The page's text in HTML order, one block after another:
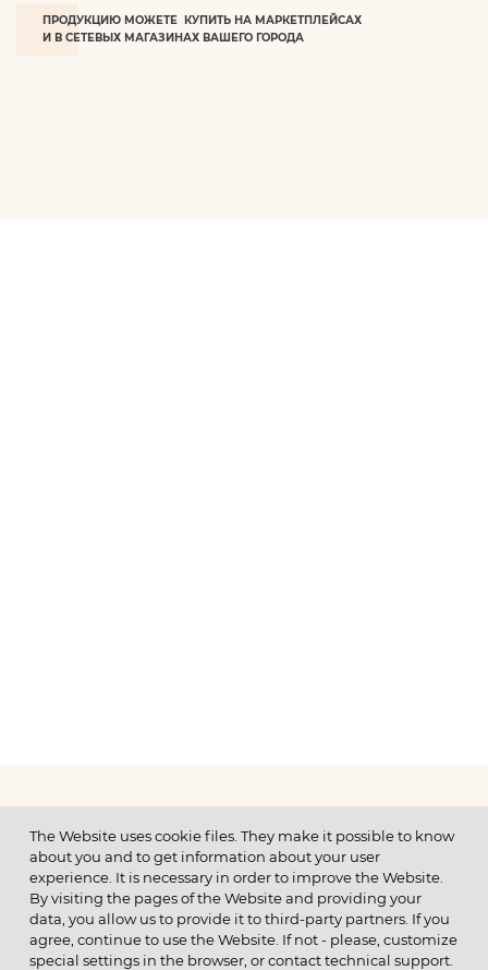
ПРОДУКЦИЮ МОЖЕТЕ КУПИТЬ НА МАРКЕТПЛЕЙСАХ
И В СЕТЕВЫХ МАГАЗИНАХ ВАШЕГО ГОРОДА
МЕНЮ
© 2026 ОАО
ПОЗВОНИТЕ НАМ
The Website uses cookie files. They make it possible to know
about you and to get information about your user
experience. It is necessary in order to improve the Website.
By visiting the pages of the Website and providing your
data, you allow us to provide it to third-party partners. If you
agree, continue to use the Website. If not - please, customize
special settings in the browser, or contact technical support.